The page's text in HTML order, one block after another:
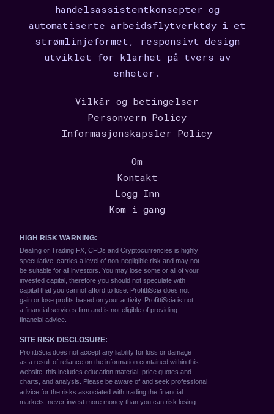
handelsassistentkonsepter og
automatiserte arbeidsflytverktøy i et
strømlinjeformet, responsivt design
utviklet for klarhet på tvers av
enheter.
Vilkår og betingelser
Personvern Policy
Informasjonskapsler Policy
Om
Kontakt
Logg Inn
Kom i gang